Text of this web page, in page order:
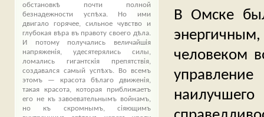
В Омске
человеком
обстановкѣ почти полной
безнадежности успѣха. Но ими
двигало горячее, сильное чувство и
глубокая вѣра въ правоту своего дѣла.
И потому получались величайшія
напряженія, удесятерялись силы,
ломались гигантскія препятствія,
создавался самый успѣхъ. Во всемъ
этомъ — красота бѣлаго движенія,
такая красота, которая приближаетъ
его не къ завоевательнымъ войнамъ,
но къ скромнымъ, сіяющимъ